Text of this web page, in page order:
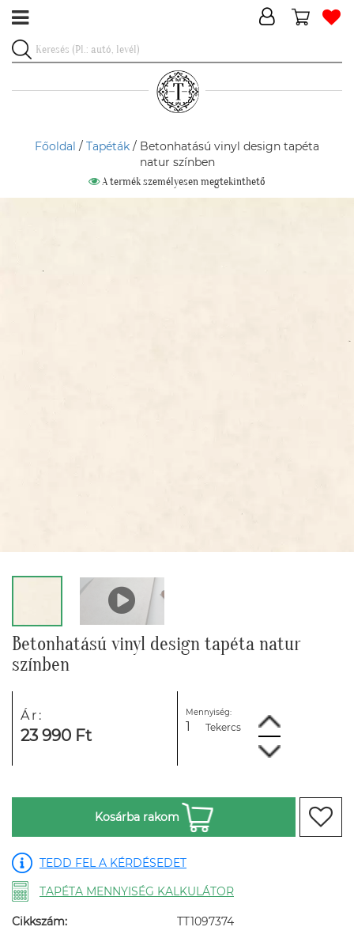
Főoldal / Tapéták / Betonhatású vinyl design tapéta
natur színben
A termék személyesen megtekinthető
Betonhatású vinyl design tapéta natur
színben
Ár:
23 990 Ft
Mennyiség:
Tekercs
Kosárba rakom
TEDD FEL A KÉRDÉSEDET
TAPÉTA MENNYISÉG KALKULÁTOR
Cikkszám: TT1097374